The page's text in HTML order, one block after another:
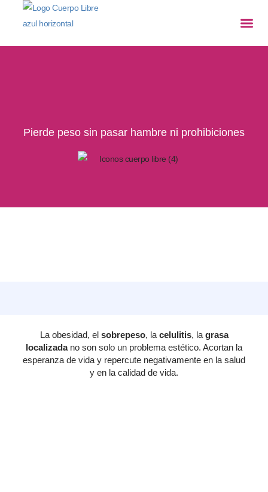
Pierde peso sin pasar hambre ni prohibiciones
La obesidad, el sobrepeso, lacelulitis, lagrasa
localizadano son solo un problema estético. Acortan la
esperanza de vida y repercute negativamente en la salud
y en la calidad de vida.